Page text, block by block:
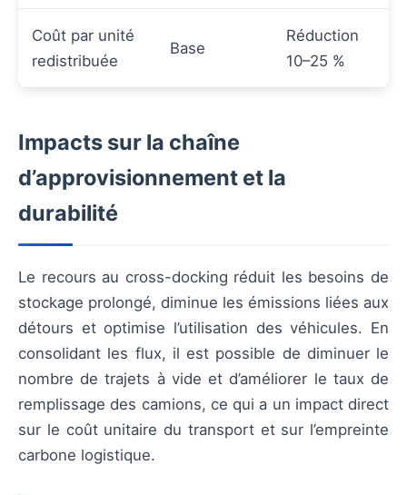
Coût par unité
redistribuée
Base
Réduction
10–25 %
Impacts sur la chaîne
d’approvisionnement et la
durabilité
Le recours au cross-docking réduit les besoins de
stockage prolongé, diminue les émissions liées aux
détours et optimise l’utilisation des véhicules. En
consolidant les flux, il est possible de diminuer le
nombre de trajets à vide et d’améliorer le taux de
remplissage des camions, ce qui a un impact direct
sur le coût unitaire du transport et sur l’empreinte
carbone logistique.